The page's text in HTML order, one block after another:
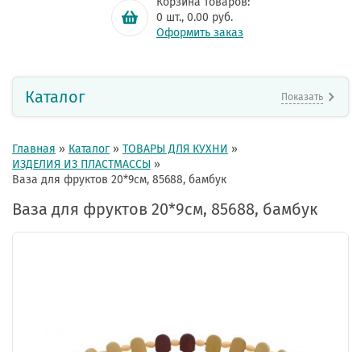
0 шт., 0.00 руб.
Оформить заказ
Каталог Показать
Главная » Каталог » ТОВАРЫ ДЛЯ КУХНИ »
ИЗДЕЛИЯ ИЗ ПЛАСТМАССЫ »
Ваза для фруктов 20*9см, 85688, бамбук
Ваза для фруктов 20*9см, 85688, бамбук